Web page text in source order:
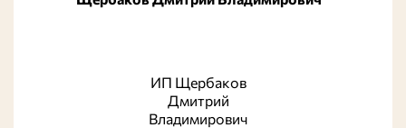
ИП Щербаков
Дмитрий
Владимирович